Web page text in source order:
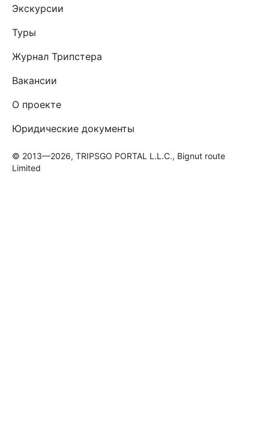
Экскурсии
Туры
Журнал Трипстера
Вакансии
О проекте
Юридические документы
© 2013—2026, TRIPSGO PORTAL L.L.C., Bignut route
Limited